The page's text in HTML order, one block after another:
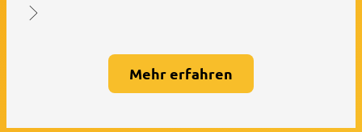
Mehr erfahren